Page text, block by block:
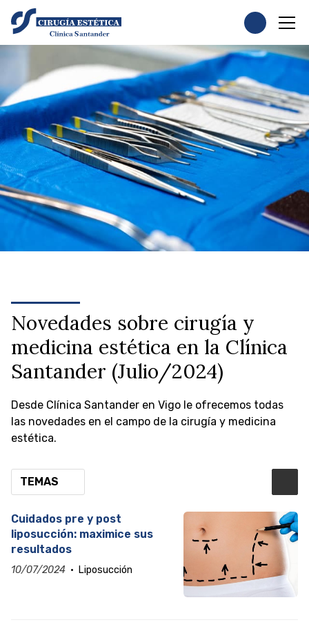
Novedades sobre cirugía y
medicina estética en la Clínica
Santander (Julio/2024)
Desde Clínica Santander en Vigo le ofrecemos todas
las novedades en el campo de la cirugía y medicina
estética.
TEMAS
Cuidados pre y post
liposucción: maximice sus
resultados
10/07/2024 Liposucción